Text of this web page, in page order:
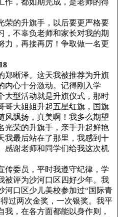
作，都如期完成，是老师的得
的升旗手，以后要更严格要
，不辜负老师和家长对我的期
力，再接再厉！争取做一名更
晰泽。这天我被推荐为升旗
内心十分激动。记得刚入学
大型活动就是升旗仪式，那时
哥大姐姐升起五星红旗，国旗
风飘扬，真美啊！我多么期望
光荣的升旗手，亲手升起鲜艳
我最后站在了那里，我感到十
感谢老师和同学们给我这次机
委员，平时我遵守纪律，学
被评为沙河口区四好少年。我
河口区少儿美校参加过“国际青
过两次金奖，一次银奖。我平
我，在各方面都能以身作则，